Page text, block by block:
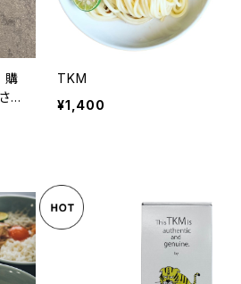
TKM
¥1,400